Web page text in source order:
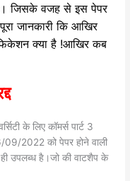
जिसके वजह से इस पेपर
जानकारी कि आखिर
क्या है !आखिर कब
के लिए कॉमर्स पार्ट 3
2022 को पेपर होने वाली
उपलब्ध है।जो की वाटशैप के